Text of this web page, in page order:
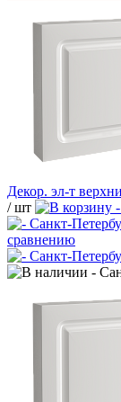
Декор. эл-т
/ шт
сравнению